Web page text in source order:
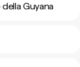
Guyana